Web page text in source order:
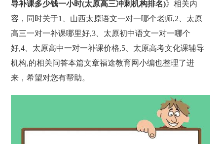
导补课多少钱一小时(太原高三冲刺机构排名)》相关内
容，同时关于1、山西太原语文一对一哪个老师,2、太原
高三一对一补课哪里好,3、太原初中语文一对一哪个
好,4、太原高中一对一补课价格,5、太原高考文化课辅导
机构,的相关问答本篇文章福途教育网小编也整理了进
来，希望对您有帮助。